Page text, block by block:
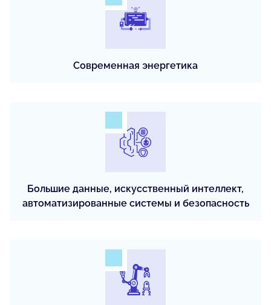
Современная энергетика
Большие данные, искусственный интеллект,
автоматизированные системы и безопасность